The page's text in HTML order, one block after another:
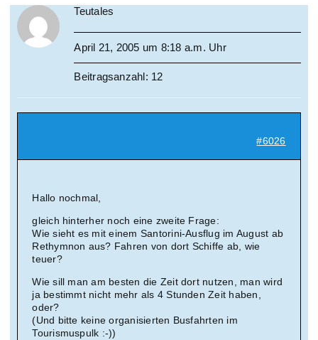
Suche
Teutales
April 21, 2005 um 8:18 a.m. Uhr
Beitragsanzahl: 12
#6026
Hallo nochmal,
gleich hinterher noch eine zweite Frage:
Wie sieht es mit einem Santorini-Ausflug im August ab
Rethymnon aus? Fahren von dort Schiffe ab, wie
teuer?
Wie sill man am besten die Zeit dort nutzen, man wird
ja bestimmt nicht mehr als 4 Stunden Zeit haben,
oder?
(Und bitte keine organisierten Busfahrten im
Tourismuspulk :-))